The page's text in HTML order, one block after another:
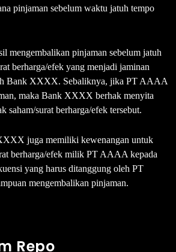
pinjaman sebelum waktu jatuh tempo
mengembalikan pinjaman sebelum jatuh
berharga/efek yang menjadi jaminan
Bank XXXX. Sebaliknya, jika PT AAAA
maka Bank XXXX berhak menyita
saham/surat berharga/efek tersebut.
juga memiliki kewenangan untuk
berharga/efek milik PT AAAA kepada
yang harus ditanggung oleh PT
mengembalikan pinjaman.
Repo